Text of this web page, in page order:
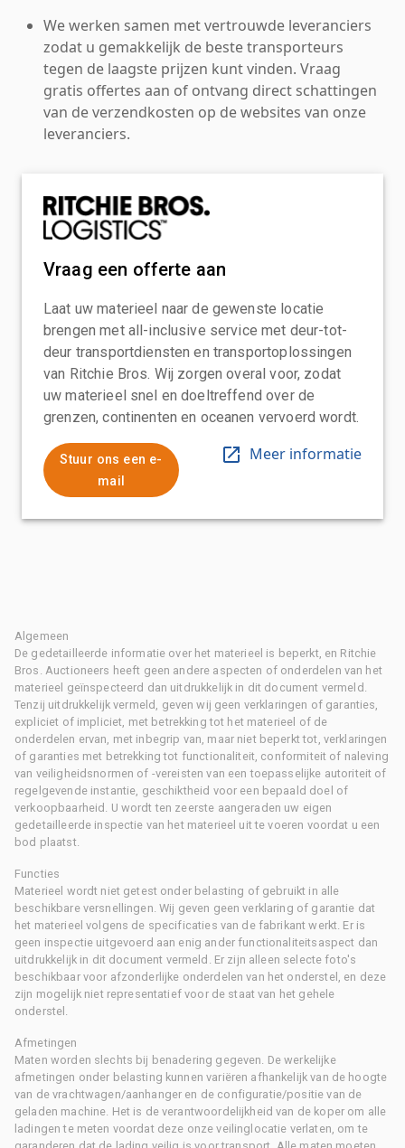
We werken samen met vertrouwde leveranciers
zodat u gemakkelijk de beste transporteurs
tegen de laagste prijzen kunt vinden. Vraag
gratis offertes aan of ontvang direct schattingen
van de verzendkosten op de websites van onze
leveranciers.
Vraag een offerte aan
Laat uw materieel naar de gewenste locatie
brengen met all-inclusive service met deur-tot-
deur transportdiensten en transportoplossingen
van Ritchie Bros. Wij zorgen overal voor, zodat
uw materieel snel en doeltreffend over de
grenzen, continenten en oceanen vervoerd wordt.
Stuur ons een e-
mail
Meer informatie
Algemeen
De gedetailleerde informatie over het materieel is beperkt, en Ritchie
Bros. Auctioneers heeft geen andere aspecten of onderdelen van het
materieel geïnspecteerd dan uitdrukkelijk in dit document vermeld.
Tenzij uitdrukkelijk vermeld, geven wij geen verklaringen of garanties,
expliciet of impliciet, met betrekking tot het materieel of de
onderdelen ervan, met inbegrip van, maar niet beperkt tot, verklaringen
of garanties met betrekking tot functionaliteit, conformiteit of naleving
van veiligheidsnormen of -vereisten van een toepasselijke autoriteit of
regelgevende instantie, geschiktheid voor een bepaald doel of
verkoopbaarheid. U wordt ten zeerste aangeraden uw eigen
gedetailleerde inspectie van het materieel uit te voeren voordat u een
bod plaatst.
Functies
Materieel wordt niet getest onder belasting of gebruikt in alle
beschikbare versnellingen. Wij geven geen verklaring of garantie dat
het materieel volgens de specificaties van de fabrikant werkt. Er is
geen inspectie uitgevoerd aan enig ander functionaliteitsaspect dan
uitdrukkelijk in dit document vermeld. Er zijn alleen selecte foto's
beschikbaar voor afzonderlijke onderdelen van het onderstel, en deze
zijn mogelijk niet representatief voor de staat van het gehele
onderstel.
Afmetingen
Maten worden slechts bij benadering gegeven. De werkelijke
afmetingen onder belasting kunnen variëren afhankelijk van de hoogte
van de vrachtwagen/aanhanger en de configuratie/positie van de
geladen machine. Het is de verantwoordelijkheid van de koper om alle
ladingen te meten voordat deze onze veilinglocatie verlaten, om te